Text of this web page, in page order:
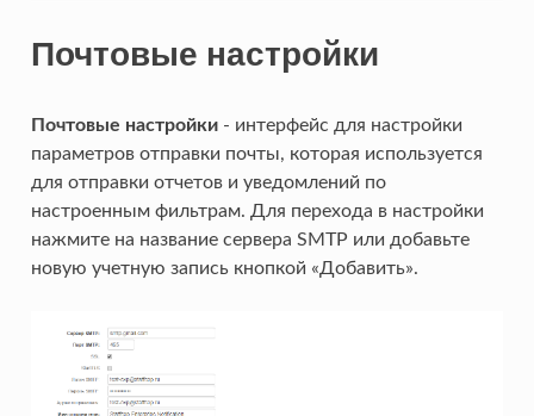
Почтовые настройки
Почтовые настройки- интерфейс для настройки
параметров отправки почты, которая используется
для отправки отчетов и уведомлений по
настроенным фильтрам. Для перехода в настройки
нажмите на название сервера SMTP или добавьте
новую учетную запись кнопкой «Добавить».